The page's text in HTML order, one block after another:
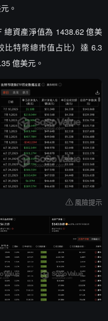
。
資產淨值為 1438.62 億美
比特幣總市值占比）達 6.3
億美元。
風險提示